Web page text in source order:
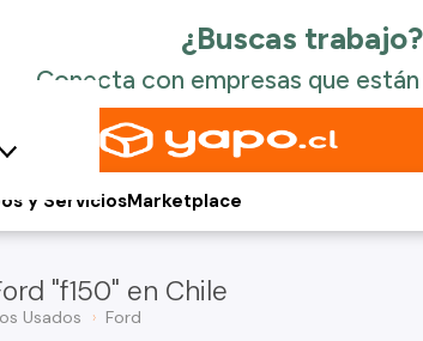
y ServiciosMarketplace
"f150" en Chile
Usados Ford